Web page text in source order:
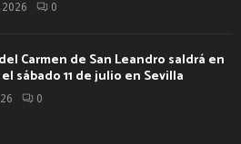
0
Carmen de San Leandro saldrá en
sábado 11 de julio en Sevilla
0